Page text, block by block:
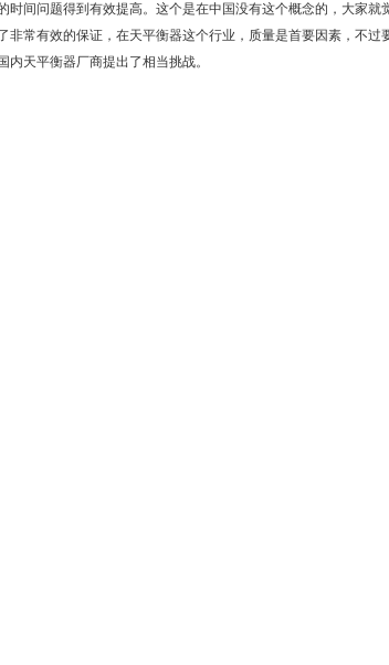
时间问题得到有效提高。这个是在中国没有这个概念的，大家
非常有效的保证，在天平衡器这个行业，质量是首要因素，不
国内天平衡器厂商提出了相当挑战。